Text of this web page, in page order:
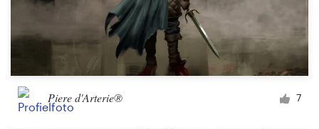
Piere d'Arterie® 7